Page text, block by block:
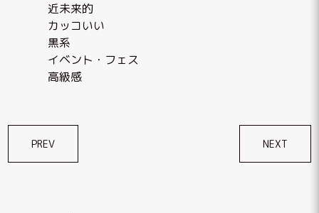
近未来的
カッコいい
黒系
イベント・フェス
高級感
稿
PREV NEXT